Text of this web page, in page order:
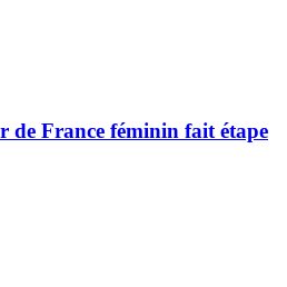
de France féminin fait étape